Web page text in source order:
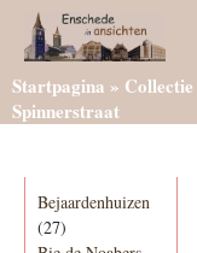
Startpagina » Collectie
Spinnerstraat
Bejaardenhuizen
(27)